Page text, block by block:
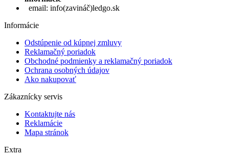
email: info(zavináč)ledgo.sk
Informácie
Odstúpenie od kúpnej zmluvy
Reklamačný poriadok
Obchodné podmienky a reklamačný poriadok
Ochrana osobných údajov
Ako nakupovať
Zákaznícky servis
Kontaktujte nás
Reklamácie
Mapa stránok
Extra